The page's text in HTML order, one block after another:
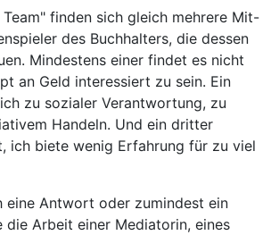
Team" finden sich gleich mehrere Mit-
des Buchhalters, die dessen
Mindestens einer findet es nicht
an Geld interessiert zu sein. Ein
zu sozialer Verantwortung, zu
Handeln. Und ein dritter
ich biete wenig Erfahrung für zu viel
eine Antwort oder zumindest ein
die Arbeit einer Mediatorin, eines